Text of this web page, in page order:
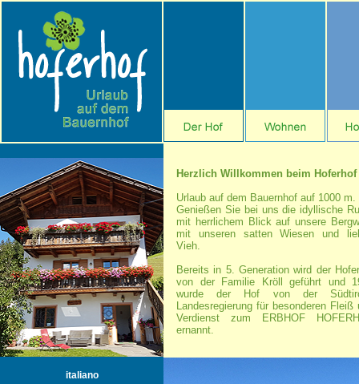
italiano
Herzlich Willkommen beim Hoferhof
Urlaub auf dem Bauernhof auf 1000 m.
Genießen Sie bei uns die idyllische
mit herrlichem Blick auf unsere
mit unseren satten Wiesen und
Vieh.
Bereits in 5. Generation wird der
von der Familie Kröll geführt und
wurde der Hof von der
Landesregierung für besonderen Fleiß
Verdienst zum ERBHOF
ernannt.